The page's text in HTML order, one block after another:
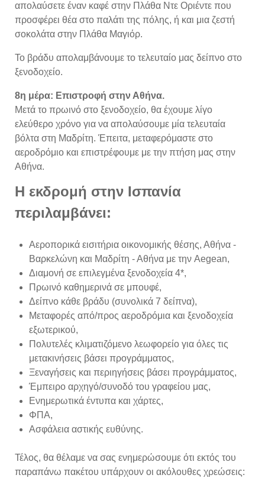
απολαύσετε έναν καφέ στην Πλάθα Ντε Οριέντε που
προσφέρει θέα στο παλάτι της πόλης, ή και μια ζεστή
σοκολάτα στην Πλάθα Μαγιόρ.
Το βράδυ απολαμβάνουμε το τελευταίο μας δείπνο στο
ξενοδοχείο.
8η μέρα: Επιστροφή στην Αθήνα.
Μετά το πρωινό στο ξενοδοχείο, θα έχουμε λίγο
ελεύθερο χρόνο για να απολαύσουμε μία τελευταία
βόλτα στη Μαδρίτη. Έπειτα, μεταφερόμαστε στο
αεροδρόμιο και επιστρέφουμε με την πτήση μας στην
Αθήνα.
Η εκδρομή στην Ισπανία
περιλαμβάνει:
Αεροπορικά εισιτήρια οικονομικής θέσης, Αθήνα -
Βαρκελώνη και Μαδρίτη - Αθήνα με την Aegean,
Διαμονή σε επιλεγμένα ξενοδοχεία 4*,
Πρωινό καθημερινά σε μπουφέ,
Δείπνο κάθε βράδυ (συνολικά 7 δείπνα),
Μεταφορές από/προς αεροδρόμια και ξενοδοχεία
εξωτερικού,
Πολυτελές κλιματιζόμενο λεωφορείο για όλες τις
μετακινήσεις βάσει προγράμματος,
Ξεναγήσεις και περιηγήσεις βάσει προγράμματος,
Έμπειρο αρχηγό/συνοδό του γραφείου μας,
Ενημερωτικά έντυπα και χάρτες,
ΦΠΑ,
Ασφάλεια αστικής ευθύνης.
Τέλος, θα θέλαμε να σας ενημερώσουμε ότι εκτός του
παραπάνω πακέτου υπάρχουν οι ακόλουθες χρεώσεις: